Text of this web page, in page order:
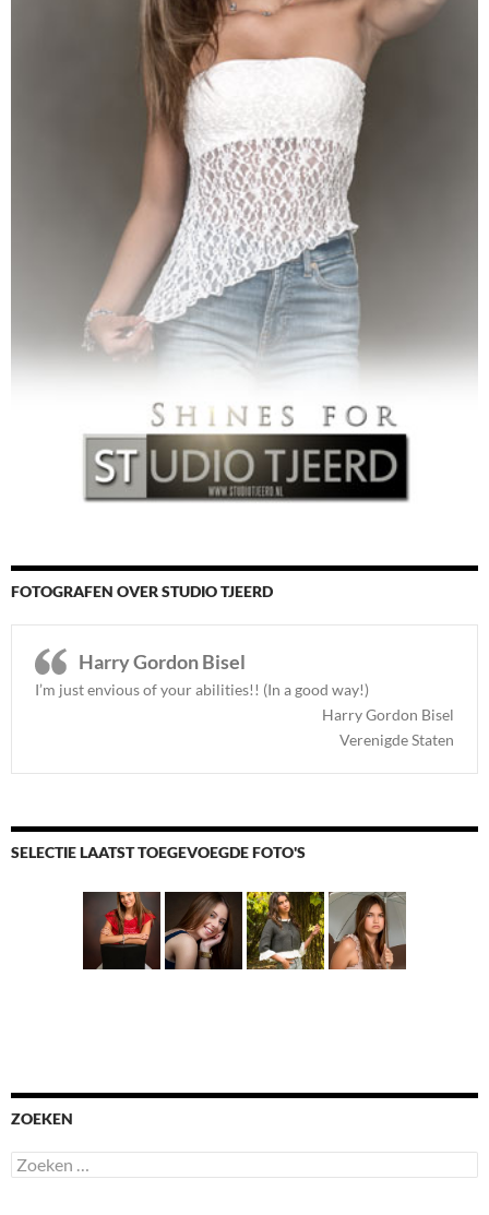
FOTOGRAFEN OVER STUDIO TJEERD
Harry Gordon Bisel
I’m just envious of your abilities!! (In a good way!)
Harry Gordon Bisel
Verenigde Staten
SELECTIE LAATST TOEGEVOEGDE FOTO'S
ZOEKEN
Zoeken
naar: